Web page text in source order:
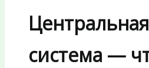
система —